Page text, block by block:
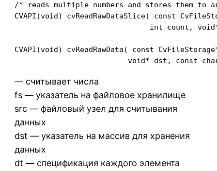
/* reads multiple numbers and stores them to
CVAPI(void) cvReadRawDataSlice( const
int count,
CVAPI(void) cvReadRawData( const
void* dst, const
— считывает числа
fs — указатель на файловое хранилище
src — файловый узел для считывания
данных
dst — указатель на массив для хранения
данных
dt — спецификация каждого элемента